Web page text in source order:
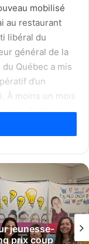
mobilisé
au restaurant
libéral du
général de la
Québec a mis
d’un
À moins un mois
du Québec
soutiennent
(2012–